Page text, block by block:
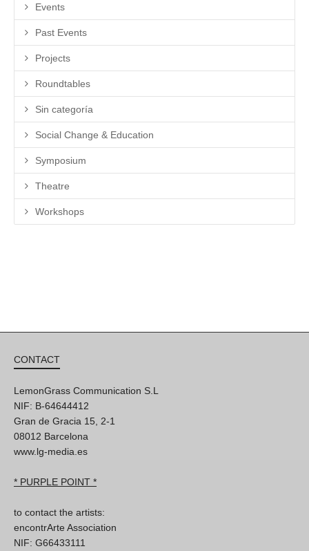
Events
Past Events
Projects
Roundtables
Sin categoría
Social Change & Education
Symposium
Theatre
Workshops
CONTACT
LemonGrass Communication S.L
NIF: B-64644412
Gran de Gracia 15, 2-1
08012 Barcelona
www.lg-media.es
* PURPLE POINT *
to contact the artists:
encontrArte Association
NIF: G66433111